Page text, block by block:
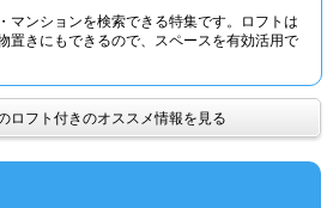
TOP
マンションを検索できる特集です。ロフトは
置きにもできるので、スペースを有効活用で
ロフト付きのオススメ情報を見る